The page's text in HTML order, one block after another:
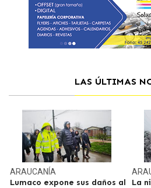
LAS ÚLTIMAS
ARAUCANÍA
Lumaco expone sus daños al
La